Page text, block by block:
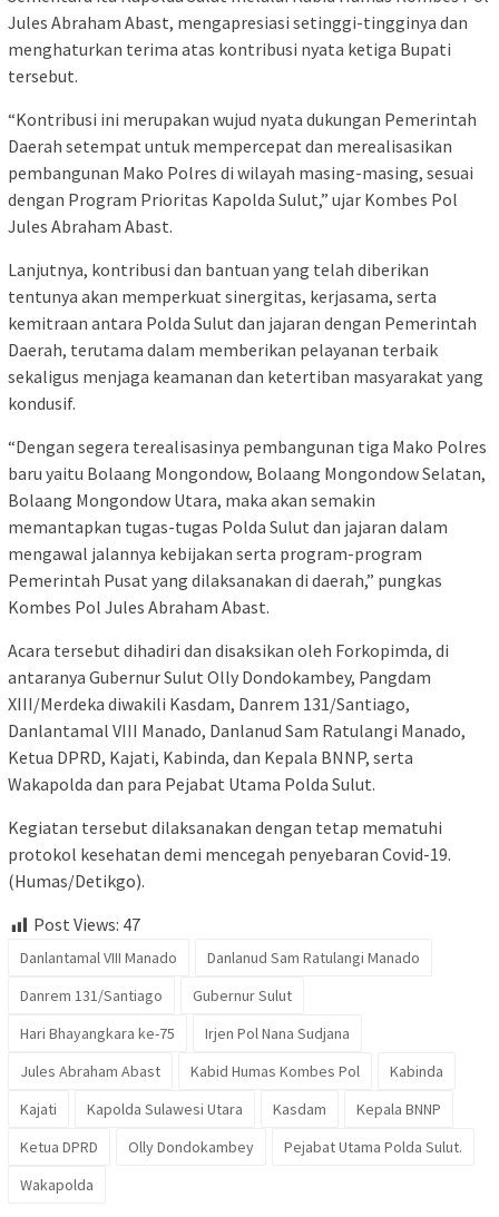
Jules Abraham Abast, mengapresiasi setinggi-tingginya dan
menghaturkan terima atas kontribusi nyata ketiga Bupati
tersebut.
“Kontribusi ini merupakan wujud nyata dukungan Pemerintah
Daerah setempat untuk mempercepat dan merealisasikan
pembangunan Mako Polres di wilayah masing-masing, sesuai
dengan Program Prioritas Kapolda Sulut,” ujar Kombes Pol
Jules Abraham Abast.
Lanjutnya, kontribusi dan bantuan yang telah diberikan
tentunya akan memperkuat sinergitas, kerjasama, serta
kemitraan antara Polda Sulut dan jajaran dengan Pemerintah
Daerah, terutama dalam memberikan pelayanan terbaik
sekaligus menjaga keamanan dan ketertiban masyarakat yang
kondusif.
“Dengan segera terealisasinya pembangunan tiga Mako Polres
baru yaitu Bolaang Mongondow, Bolaang Mongondow Selatan,
Bolaang Mongondow Utara, maka akan semakin
memantapkan tugas-tugas Polda Sulut dan jajaran dalam
mengawal jalannya kebijakan serta program-program
Pemerintah Pusat yang dilaksanakan di daerah,” pungkas
Kombes Pol Jules Abraham Abast.
Acara tersebut dihadiri dan disaksikan oleh Forkopimda, di
antaranya Gubernur Sulut Olly Dondokambey, Pangdam
XIII/Merdeka diwakili Kasdam, Danrem 131/Santiago,
Danlantamal VIII Manado, Danlanud Sam Ratulangi Manado,
Ketua DPRD, Kajati, Kabinda, dan Kepala BNNP, serta
Wakapolda dan para Pejabat Utama Polda Sulut.
Kegiatan tersebut dilaksanakan dengan tetap mematuhi
protokol kesehatan demi mencegah penyebaran Covid-19.
(Humas/Detikgo).
Post Views: 47
Danlantamal VIII Manado
Danlanud Sam Ratulangi Manado
Danrem 131/Santiago
Gubernur Sulut
Hari Bhayangkara ke-75
Irjen Pol Nana Sudjana
Jules Abraham Abast
Kabid Humas Kombes Pol
Kabinda
Kajati
Kapolda Sulawesi Utara Kasdam
Kepala BNNP
Ketua DPRD
Olly Dondokambey
Pejabat Utama Polda Sulut.
Wakapolda